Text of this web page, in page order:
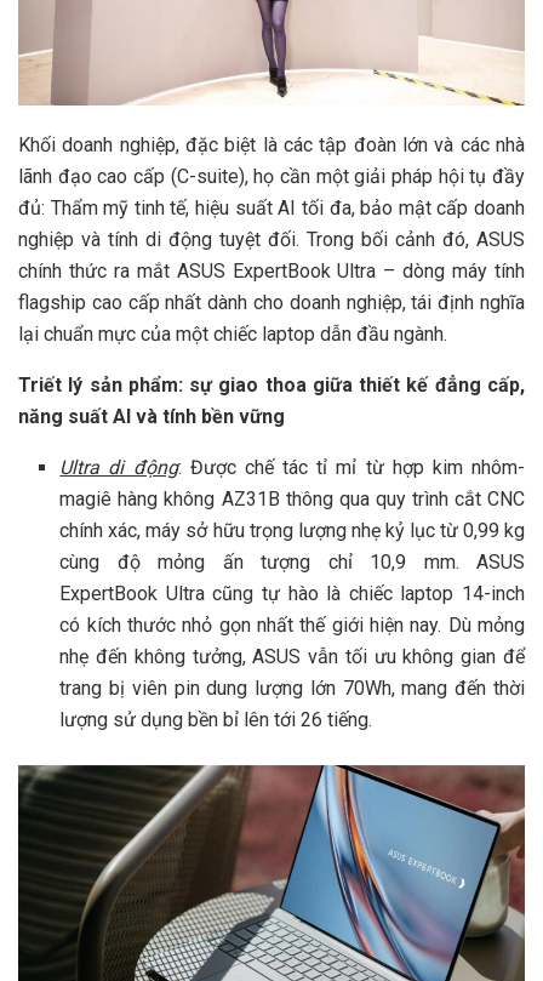
Khối doanh nghiệp, đặc biệt là các tập đoàn lớn và các nhà
lãnh đạo cao cấp (C-suite), họ cần một giải pháp hội tụ đầy
đủ: Thẩm mỹ tinh tế, hiệu suất AI tối đa, bảo mật cấp doanh
nghiệp và tính di động tuyệt đối. Trong bối cảnh đó, ASUS
chính thức ra mắt ASUS ExpertBook Ultra – dòng máy tính
flagship cao cấp nhất dành cho doanh nghiệp, tái định nghĩa
lại chuẩn mực của một chiếc laptop dẫn đầu ngành.
Triết lý sản phẩm: sự giao thoa giữa thiết kế đẳng cấp,
năng suất AI và tính bền vững
Ultra di động: Được chế tác tỉ mỉ từ hợp kim nhôm-
magiê hàng không AZ31B thông qua quy trình cắt CNC
chính xác, máy sở hữu trọng lượng nhẹ kỷ lục từ 0,99 kg
cùng độ mỏng ấn tượng chỉ 10,9 mm. ASUS
ExpertBook Ultra cũng tự hào là chiếc laptop 14-inch
có kích thước nhỏ gọn nhất thế giới hiện nay. Dù mỏng
nhẹ đến không tưởng, ASUS vẫn tối ưu không gian để
trang bị viên pin dung lượng lớn 70Wh, mang đến thời
lượng sử dụng bền bỉ lên tới 26 tiếng.